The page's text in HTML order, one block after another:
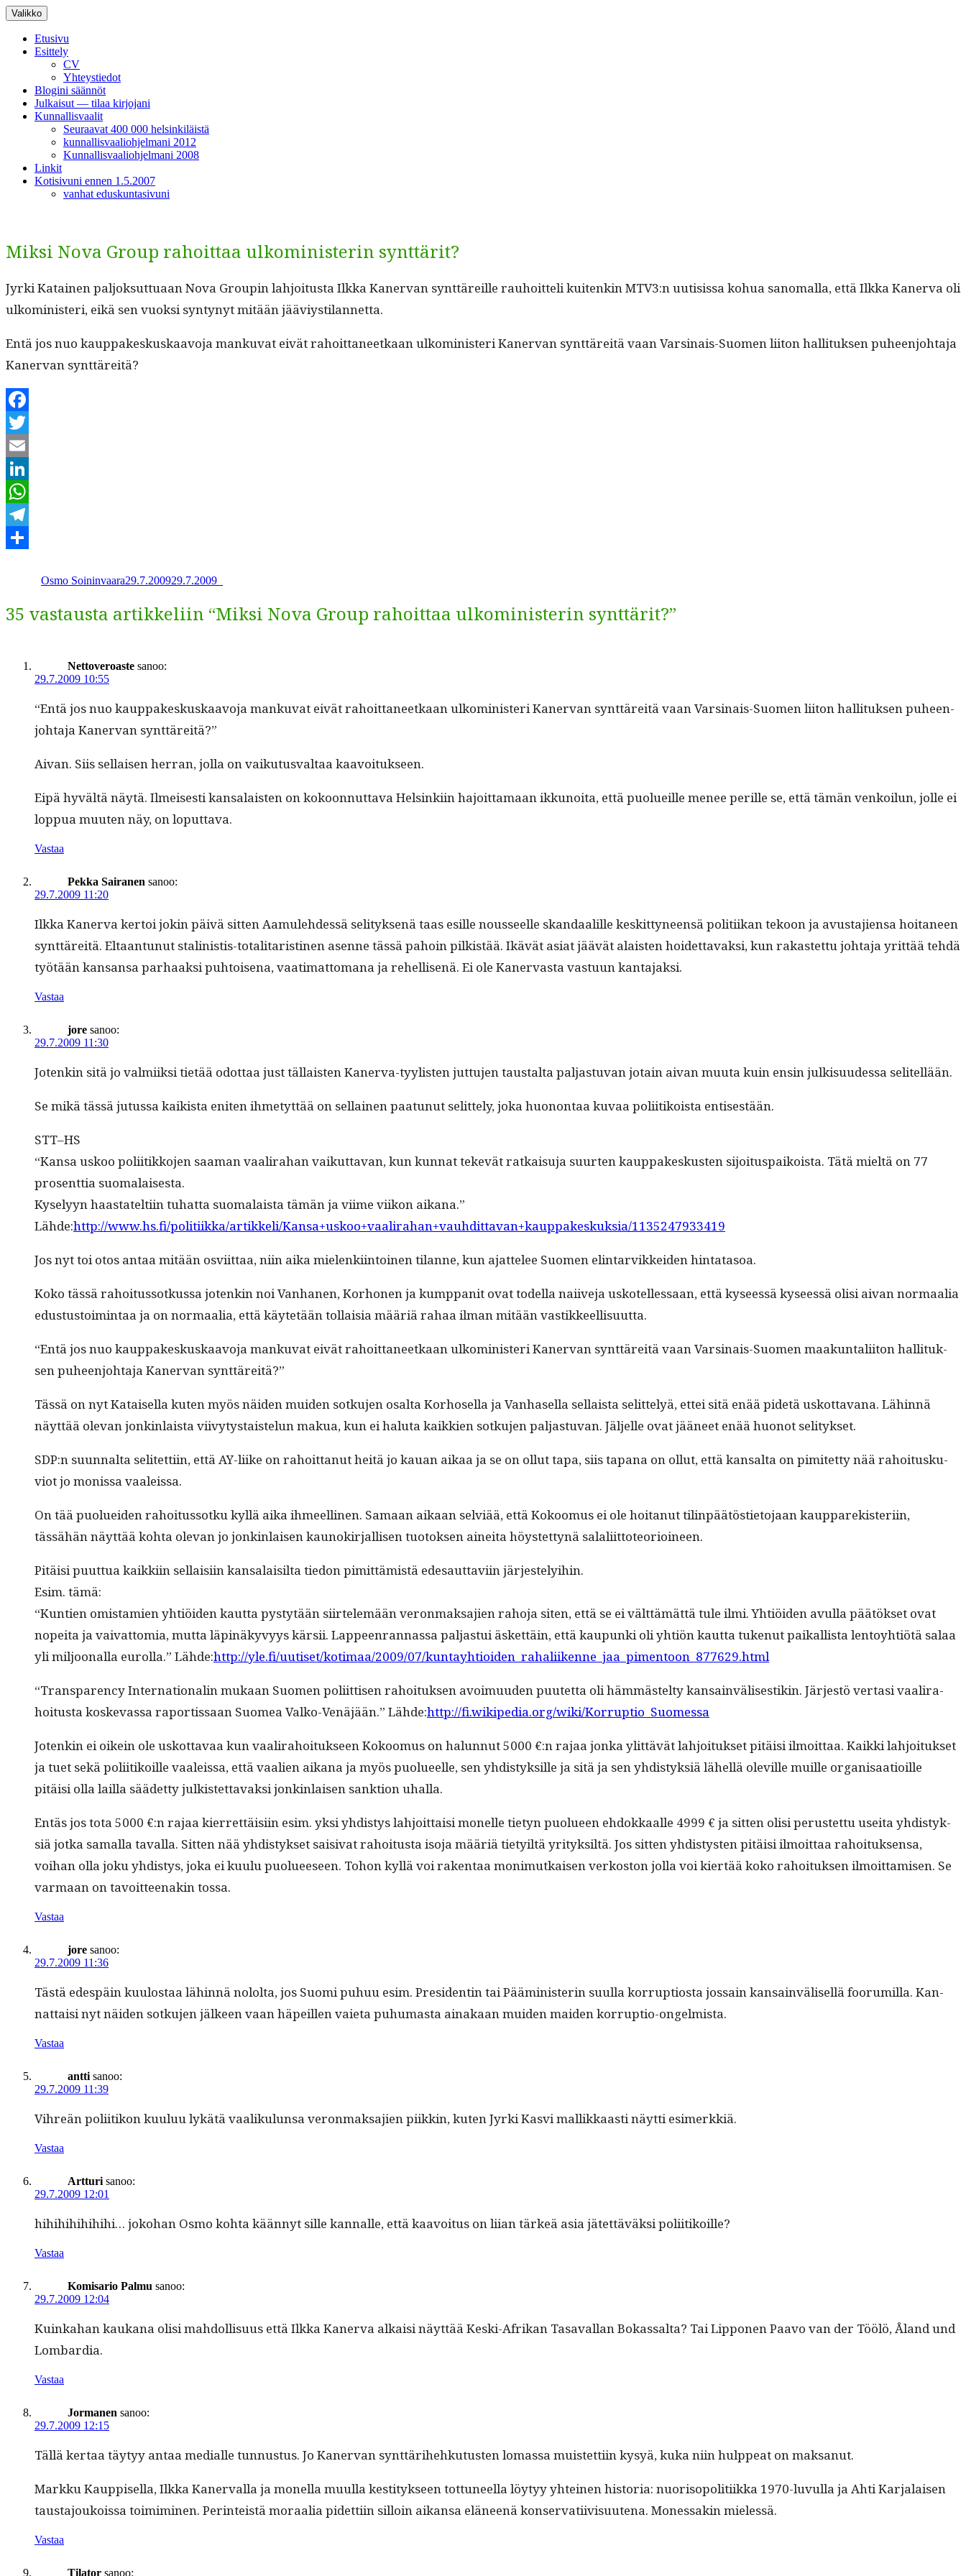
Siirry
sisältöön
Valikko
Etusivu
Esittely
CV
Yhteystiedot
Blogini säännöt
Julkaisut — tilaa kirjojani
Kunnallisvaalit
Seuraavat 400 000 helsinkiläistä
kunnallisvaaliohjelmani 2012
Kunnallisvaaliohjelmani 2008
Linkit
Kotisivuni ennen 1.5.2007
vanhat eduskuntasivuni
Miksi Nova Group rahoittaa ulkoministerin synttärit?
Jyr­ki Katainen paljok­sut­tuaan Nova Groupin lahjoi­tus­ta Ilk­ka Kan­er­van synt­täreille rauhoit­teli kuitenkin MTV3:n uuti­sis­sa kohua sanom­al­la, että Ilk­ka Kan­er­va oli
ulko­min­is­teri, eikä sen vuok­si syn­tynyt mitään jääviystilannetta.
Entä jos nuo kaup­pakeskuskaavo­ja manku­vat eivät rahoit­ta­neetkaan ulko­min­is­teri Kan­er­van synt­täre­itä vaan Varsi­nais-Suomen liiton hal­li­tuk­sen puheen­jo­hta­ja
Kan­er­van synttäreitä?
Facebook
Twitter
Email
LinkedIn
WhatsApp
Telegram
Osmo Soininvaara29.7.200929.7.2009
35 vastausta artikkeliin “Miksi Nova Group rahoittaa ulkoministerin synttärit?”
Nettoveroaste sanoo:
29.7.2009 10:55
“Entä jos nuo kaup­pakeskuskaavo­ja manku­vat eivät rahoit­ta­neetkaan ulko­min­is­teri Kan­er­van synt­täre­itä vaan Varsi­nais-Suomen liiton hal­li­tuk­sen puheen­
jo­hta­ja Kan­er­van synttäreitä?”
Aivan. Siis sel­l­aisen her­ran, jol­la on vaiku­tus­val­taa kaavoitukseen.
Eipä hyvältä näytä. Ilmeis­es­ti kansalais­ten on kokoon­nut­ta­va Helsinki­in hajoit­ta­maan ikkunoi­ta, että puolueille menee per­ille se, että tämän venkoilun, jolle ei
lop­pua muuten näy, on loputtava.
Vastaa
Pekka Sairanen sanoo:
29.7.2009 11:20
Ilk­ka Kan­er­va ker­toi jokin päivä sit­ten Aamule­hdessä seli­tyk­senä taas esille nousseelle skan­daalille keskit­tyneen­sä poli­ti­ikan tekoon ja avus­ta­jien­sa hoi­ta­neen
synt­täre­itä. Eltaan­tunut stal­in­is­tis-total­i­taristi­nen asenne tässä pahoin pilk­istää. Ikävät asi­at jäävät alais­ten hoidet­tavak­si, kun rakastet­tu johta­ja yrit­tää tehdä
työtään kansansa parhaak­si puh­toise­na, vaa­ti­mat­tomana ja rehellisenä. Ei ole Kan­er­vas­ta vas­tu­un kantajaksi.
Vastaa
jore sanoo:
29.7.2009 11:30
Jotenkin sitä jo valmi­ik­si tietää odot­taa just täl­lais­ten Kan­er­va-tyylis­ten jut­tu­jen taustal­ta pal­jas­tu­van jotain aivan muu­ta kuin ensin julk­isu­udessa selitellään.
Se mikä tässä jutus­sa kaik­ista eniten ihme­tyt­tää on sel­l­ainen paatunut selit­te­ly, joka huonon­taa kuvaa poli­itikoista entisestään.
STT–HS
“Kansa uskoo poli­itikko­jen saa­man vaali­ra­han vaikut­ta­van, kun kun­nat tekevät ratkaisu­ja suurten kaup­pakeskusten sijoi­tu­s­paikoista. Tätä mieltä on 77
pros­ent­tia suomalaisesta.
Kyse­lyyn haas­tatelti­in tuhat­ta suo­ma­laista tämän ja viime viikon aikana.”
Lähde:http://www.hs.fi/politiikka/artikkeli/Kansa+uskoo+vaalirahan+vauhdittavan+kauppakeskuksia/1135247933419
Jos nyt toi otos antaa mitään osvi­it­taa, niin aika mie­lenki­in­toinen tilanne, kun ajat­telee Suomen elin­tarvikkei­den hintatasoa.
Koko tässä rahoi­tus­sotkus­sa jotenkin noi Van­hanen, Korho­nen ja kump­pan­it ovat todel­la nai­ive­ja uskotel­lessaan, että kyseessä kyseessä olisi aivan nor­maalia
edus­tus­toim­intaa ja on nor­maalia, että käytetään tol­laisia määriä rahaa ilman mitään vastikkeellisuutta.
“Entä jos nuo kaup­pakeskuskaavo­ja manku­vat eivät rahoit­ta­neetkaan ulko­min­is­teri Kan­er­van synt­täre­itä vaan Varsi­nais-Suomen maakun­tali­iton hal­li­tuk­
sen puheen­jo­hta­ja Kan­er­van synttäreitä?”
Tässä on nyt Kataisel­la kuten myös näi­den muiden sotku­jen osalta Korhosel­la ja Van­hasel­la sel­l­aista selit­te­lyä, ettei sitä enää pide­tä uskot­ta­vana. Lähin­nä
näyt­tää ole­van jonkin­laista viivy­tys­tais­telun makua, kun ei halu­ta kaikkien sotku­jen pal­jas­tu­van. Jäl­jelle ovat jääneet enää huonot selitykset.
SDP:n suunnal­ta selitet­ti­in, että AY-liike on rahoit­tanut heitä jo kauan aikaa ja se on ollut tapa, siis tapana on ollut, että kansalta on pimitet­ty nää rahoi­tusku­
viot jo monis­sa vaaleissa.
On tää puoluei­den rahoi­tus­sotku kyl­lä aika ihmeelli­nen. Samaan aikaan selviää, että Kokoomus ei ole hoi­tanut tilin­päätösti­eto­jaan kaup­parek­isteri­in,
tässähän näyt­tää koh­ta ole­van jo jonkin­laisen kaunokir­jal­lisen tuo­tok­sen ainei­ta höys­tet­tynä salaliittoteorioineen.
Pitäisi puut­tua kaikki­in sel­l­aisi­in kansalaisil­ta tiedon pimit­tämistä edesaut­tavi­in järjestelyihin.
Esim. tämä:
“Kun­tien omis­tamien yhtiöi­den kaut­ta pystytään siirtelemään veron­mak­sajien raho­ja siten, että se ei vält­tämät­tä tule ilmi. Yhtiöi­den avul­la päätök­set ovat
nopei­ta ja vai­vat­to­mia, mut­ta läpinäkyvyys kär­sii. Lappeen­ran­nas­sa pal­jas­tui äsket­täin, että kaupun­ki oli yhtiön kaut­ta tukenut paikallista lentoy­htiötä salaa
yli miljoon­al­la eurol­la.” Lähde:http://yle.fi/uutiset/kotimaa/2009/07/kuntayhtioiden_rahaliikenne_jaa_pimentoon_877629.html
“Trans­paren­cy Inter­na­tion­alin mukaan Suomen poli­it­tisen rahoituk­sen avoimuu­den puutet­ta oli häm­mästel­ty kan­sain­välis­es­tikin. Jär­jestö ver­tasi vaali­ra­
hoi­tus­ta koskevas­sa rapor­tis­saan Suomea Valko-Venäjään.” Lähde:http://fi.wikipedia.org/wiki/Korruptio_Suomessa
Jotenkin ei oikein ole uskot­tavaa kun vaali­ra­hoituk­seen Kokoomus on halun­nut 5000 €:n rajaa jon­ka ylit­tävät lahjoituk­set pitäisi ilmoit­taa. Kaik­ki lahjoituk­set
ja tuet sekä poli­itikoille vaaleis­sa, että vaalien aikana ja myös puolueelle, sen yhdis­tyk­sille ja sitä ja sen yhdis­tyk­siä lähel­lä oleville muille organ­isaa­tioille
pitäisi olla lail­la säädet­ty julk­istet­tavak­si jonkin­laisen sank­tion uhalla.
Entäs jos tota 5000 €:n rajaa kier­ret­täisi­in esim. yksi yhdis­tys lahjoit­taisi mon­elle tietyn puolueen ehdokkaalle 4999 € ja sit­ten olisi perustet­tu usei­ta yhdis­tyk­
siä jot­ka samal­la taval­la. Sit­ten nää yhdis­tyk­set saisi­vat rahoi­tus­ta iso­ja määriä tiety­iltä yri­tyk­siltä. Jos sit­ten yhdis­tys­ten pitäisi ilmoit­taa rahoituk­sen­sa,
voihan olla joku yhdis­tys, joka ei kuu­lu puolueeseen. Tohon kyl­lä voi rak­en­taa mon­imutkaisen verkos­ton jol­la voi kiertää koko rahoituk­sen ilmoit­tamisen. Se
var­maan on tavoit­teenakin tossa.
Vastaa
jore sanoo:
29.7.2009 11:36
Tästä edespäin kuu­lostaa lähin­nä nolol­ta, jos Suo­mi puhuu esim. Pres­i­dentin tai Päämin­is­terin suul­la kor­rup­tios­ta jos­sain kan­sain­välisel­lä foo­ru­mil­la. Kan­
nat­taisi nyt näi­den sotku­jen jäl­keen vaan häpeillen vai­eta puhu­mas­ta ainakaan muiden maid­en korruptio-ongelmista.
Vastaa
antti sanoo:
29.7.2009 11:39
Vihreän poli­itikon kuu­luu lykätä vaa­liku­lun­sa veron­mak­sajien piikkin, kuten Jyr­ki Kasvi mallikkaasti näyt­ti esimerkkiä.
Vastaa
Artturi sanoo:
29.7.2009 12:01
hihi­hi­hi­hi­hi­hi… joko­han Osmo koh­ta kään­nyt sille kan­nalle, että kaavoitus on liian tärkeä asia jätet­täväk­si poliitikoille?
Vastaa
Komisario Palmu sanoo:
29.7.2009 12:04
Kuinka­han kaukana olisi mah­dol­lisu­us että Ilk­ka Kan­er­va alka­isi näyt­tää Kes­ki-Afrikan Tasaval­lan Bokas­salta? Tai Lip­po­nen Paa­vo van der Töölö, Åland und
Lombardia.
Vastaa
Jormanen sanoo:
29.7.2009 12:15
Täl­lä ker­taa täy­tyy antaa medi­alle tun­nus­tus. Jo Kan­er­van synt­täri­hehku­tusten lomas­sa muis­tet­ti­in kysyä, kuka niin hulp­peat on maksanut.
Markku Kaup­pisel­la, Ilk­ka Kan­er­val­la ja monel­la muul­la kesti­tyk­seen tot­tuneel­la löy­tyy yhteinen his­to­ria: nuorisopoli­ti­ik­ka 1970-luvul­la ja Ahti Kar­jalaisen
taus­ta­joukois­sa toim­imi­nen. Per­in­teistä moraalia pidet­ti­in sil­loin aikansa eläneenä kon­ser­vati­ivi­suute­na. Mon­es­sakin mielessä.
Vastaa
Tilator sanoo: